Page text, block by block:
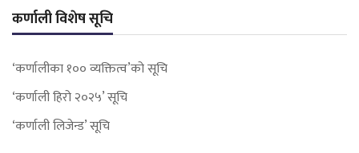
कर्णाली विशेष सूचि
‘कर्णालीका १०० व्यक्तित्व’को सूचि
‘कर्णाली हिरो २०२५’ सूचि
‘कर्णाली लिजेन्ड’ सूचि